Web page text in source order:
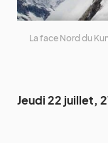
La face Nord du
Jeudi 22 juillet,